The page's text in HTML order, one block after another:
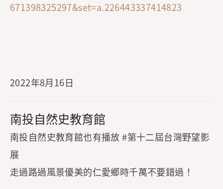
671398325297&set=a.226443337414823
2022年8月16日
南投自然史教育館
南投自然史教育館也有播放 #第十二屆台灣野望影
展
走過路過風景優美的仁愛鄉時千萬不要錯過！